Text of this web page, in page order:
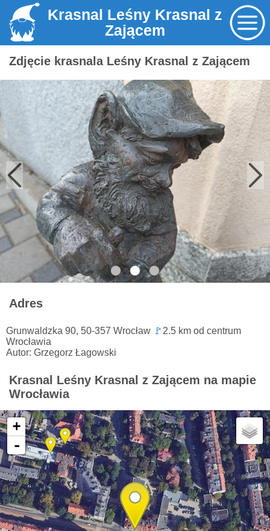
Krasnal Leśny Krasnal z
Zającem
Zdjęcie krasnala Leśny Krasnal z Zającem
Adres
Grunwaldzka 90, 50-357 Wrocław 🚩 2.5 km od centrum
Wrocławia
Autor: Grzegorz Łagowski
Krasnal Leśny Krasnal z Zającem na mapie
Wrocławia
+
-